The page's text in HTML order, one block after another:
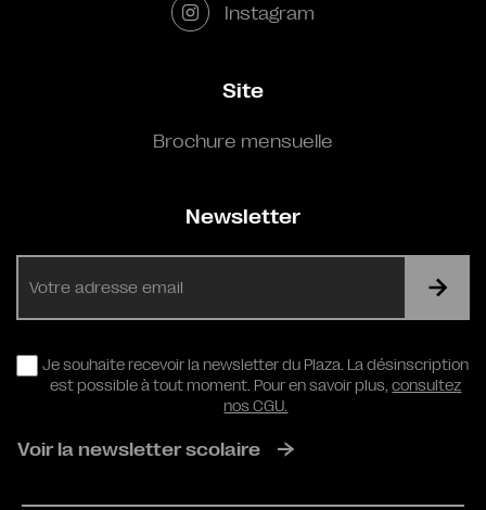
Instagram
Site
Brochure mensuelle
Newsletter
RGPD
Je souhaite recevoir la newsletter du Plaza. La désinscription
est possible à tout moment. Pour en savoir plus,consultez
nos CGU.
Voir la newsletter scolaire